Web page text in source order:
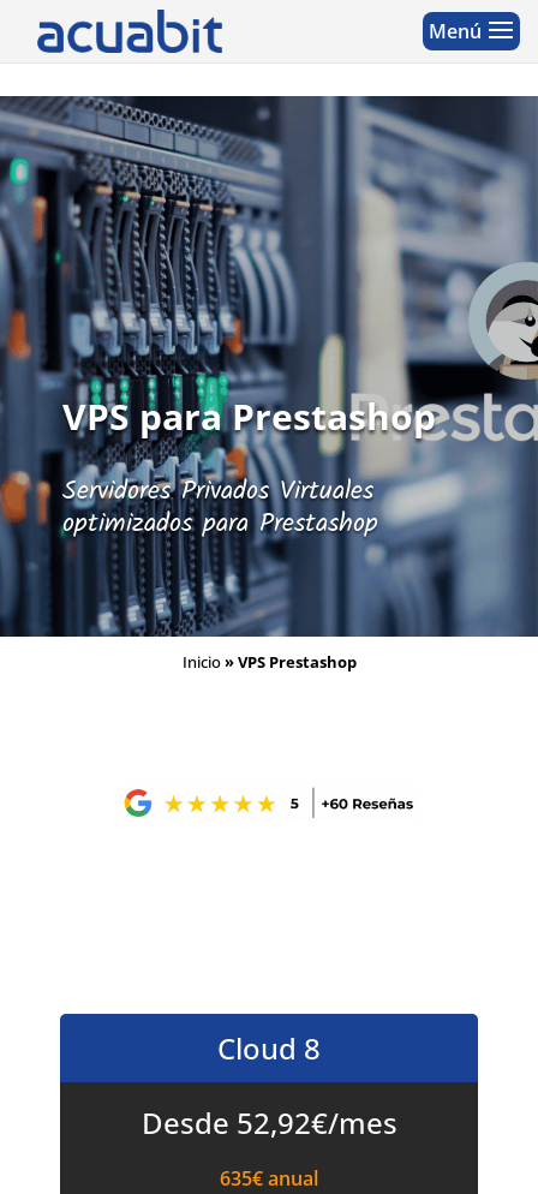
VPS para Prestashop
Servidores Privados Virtuales
optimizados para Prestashop
Inicio»VPS Prestashop
Cloud 8
Desde 52,92€/mes
635€ anual